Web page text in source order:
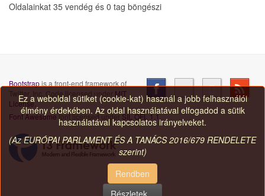
Oldalainkat 35 vendég és 0 tag böngészi
Bootstrapis a front-end framework of
Twitter, Inc. Code licensed under MIT
License.
Font Awesomefont licensed underSIL OFL 1.1.
Ez a weboldal sütiket (cookie-kat) használ a jobb felhasználói
élmény érdekében. Az oldal használatával elfogadod a sütik
használatával kapcsolatos irányelveket.
(Az EURÓPAI PARLAMENT ÉS A TANÁCS 2016/679 RENDELETE
szerint)
Rendben
Részletek...